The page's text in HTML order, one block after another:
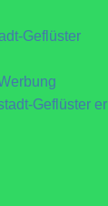
Geflüster
Geflüster